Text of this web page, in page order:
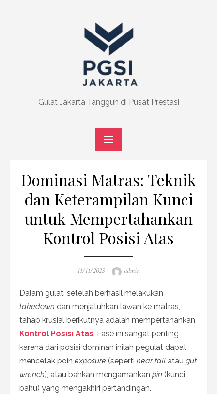
Gulat Jakarta Tangguh di Pusat Prestasi
Dominasi Matras: Teknik
dan Keterampilan Kunci
untuk Mempertahankan
Kontrol Posisi Atas
Posted
11/11/2025 Author
admin
Dalam gulat, setelah berhasil melakukan
takedown dan menjatuhkan lawan ke matras,
tahap krusial berikutnya adalah mempertahankan
Kontrol Posisi Atas. Fase ini sangat penting
karena dari posisi dominan inilah pegulat dapat
mencetak poin exposure (seperti near fall atau gut
wrench), atau bahkan mengamankan pin (kunci
bahu) yang mengakhiri pertandingan.